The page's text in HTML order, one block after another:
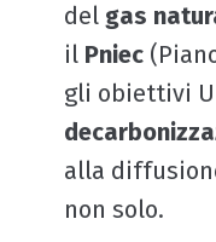
del gas
il Pniec
gli obiettivi
alla
non solo.